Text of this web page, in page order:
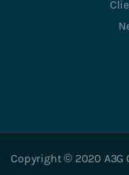
Copyright © 2020